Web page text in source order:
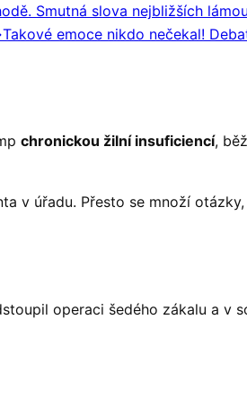
Smutná slova nejbližších
Takové emoce nikdo nečekal!
chronickou žilní insuficiencí,
v úřadu. Přesto se množí
operaci šedého zákalu a v